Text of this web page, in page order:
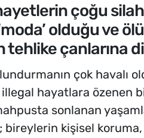
çoğu
olduğu ve
tehlike çanlarına
çok havalı
hayatlara özenen
sonlanan
kişisel koruma,